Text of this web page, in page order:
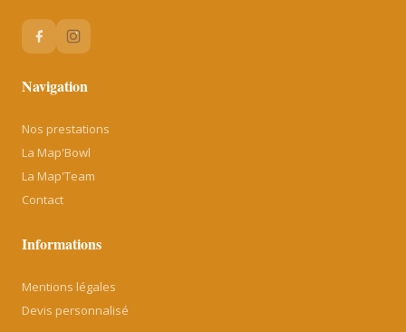
Navigation
Nos prestations
La Map'Bowl
La Map'Team
Contact
Informations
Mentions légales
Devis personnalisé